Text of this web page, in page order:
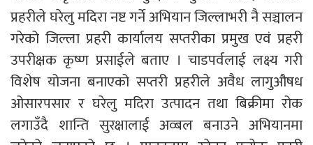
प्रहरीले घरेलु मदिरा नष्ट गर्ने अभियान जिल्लाभरी नै सञ्चालन
गरेको जिल्ला प्रहरी कार्यालय सप्तरीका प्रमुख एवं प्रहरी
उपरीक्षक कृष्ण प्रसाईले बताए । चाडपर्वलाई लक्ष्य गरी
विशेष योजना बनाएको सप्तरी प्रहरीले अवैध लागुऔषध
ओसारपसार र घरेलु मदिरा उत्पादन तथा बिक्रीमा रोक
लगाउँदै शान्ति सुरक्षालाई अव्बल बनाउने अभियानमा